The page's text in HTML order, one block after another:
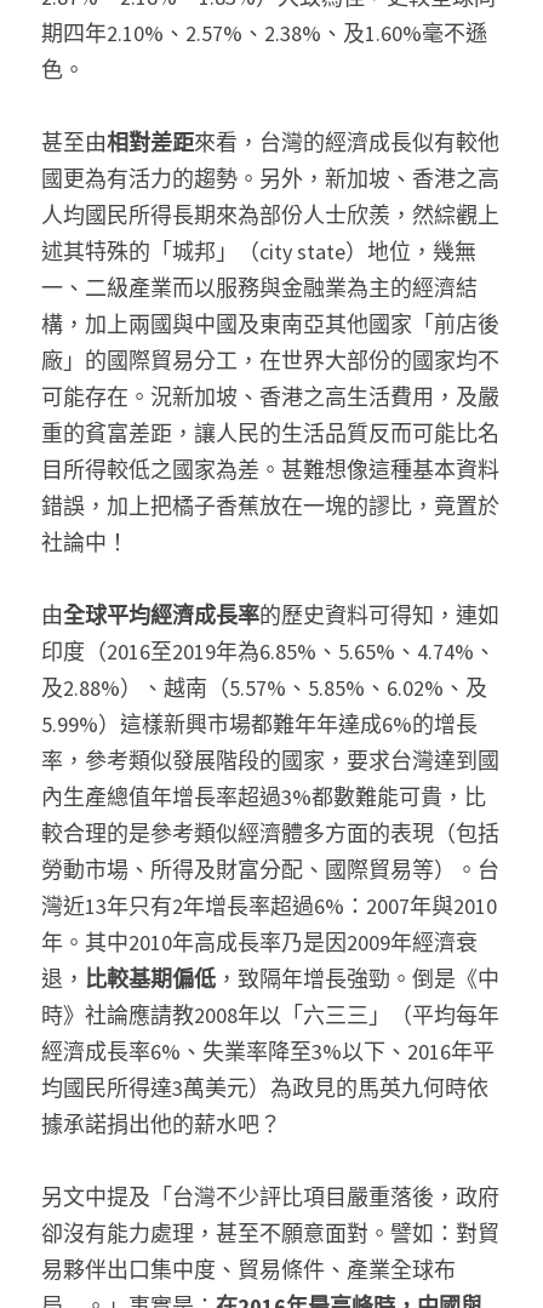
期四年2.10%、2.57%、2.38%、及1.60%毫不遜
色。
甚至由相對差距來看，台灣的經濟成長似有較他
國更為有活力的趨勢。另外，新加坡、香港之高
人均國民所得長期來為部份人士欣羨，然綜觀上
述其特殊的「城邦」（city state）地位，幾無
一、二級產業而以服務與金融業為主的經濟結
構，加上兩國與中國及東南亞其他國家「前店後
廠」的國際貿易分工，在世界大部份的國家均不
可能存在。況新加坡、香港之高生活費用，及嚴
重的貧富差距，讓人民的生活品質反而可能比名
目所得較低之國家為差。甚難想像這種基本資料
錯誤，加上把橘子香蕉放在一塊的謬比，竟置於
社論中！
由全球平均經濟成長率的歷史資料可得知，連如
印度（2016至2019年為6.85%、5.65%、4.74%、
及2.88%）、越南（5.57%、5.85%、6.02%、及
5.99%）這樣新興市場都難年年達成6%的增長
率，參考類似發展階段的國家，要求台灣達到國
內生產總值年增長率超過3%都數難能可貴，比
較合理的是參考類似經濟體多方面的表現（包括
勞動市場、所得及財富分配、國際貿易等）。台
灣近13年只有2年增長率超過6%：2007年與2010
年。其中2010年高成長率乃是因2009年經濟衰
退， 比較基期偏低 ，致隔年增長強勁。倒是《中
時》社論應請教2008年以「六三三」（平均每年
經濟成長率6%、失業率降至3%以下、2016年平
均國民所得達3萬美元）為政見的馬英九何時依
據承諾捐出他的薪水吧？
另文中提及「台灣不少評比項目嚴重落後，政府
卻沒有能力處理，甚至不願意面對。譬如：對貿
易夥伴出口集中度、貿易條件、產業全球布